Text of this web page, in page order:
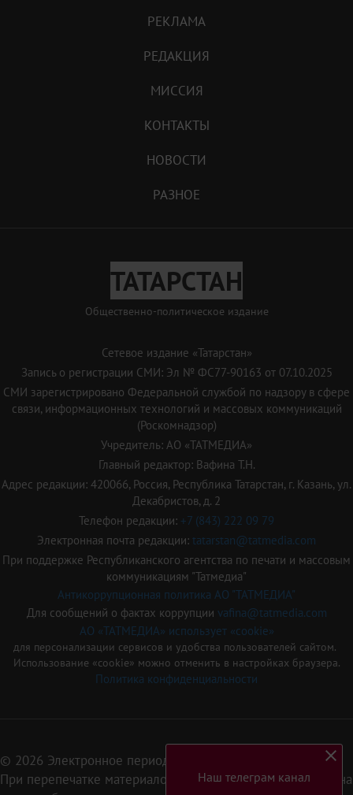
РЕКЛАМА
РЕДАКЦИЯ
МИССИЯ
КОНТАКТЫ
НОВОСТИ
РАЗНОЕ
ТАТАРСТАН
Общественно-политическое издание
Сетевое издание «Татарстан»
Запись о регистрации СМИ: Эл № ФС77-90163 от 07.10.2025
СМИ зарегистрировано Федеральной службой по надзору в сфере
связи, информационных технологий и массовых коммуникаций
(Роскомнадзор)
Учредитель: АО «ТАТМЕДИА»
Главный редактор: Вафина Т.Н.
Адрес редакции: 420066, Россия, Республика Татарстан, г. Казань, ул.
Декабристов, д. 2
Телефон редакции: +7 (843) 222 09 79
Электронная почта редакции: tatarstan@tatmedia.com
При поддержке Республиканского агентства по печати и массовым
коммуникациям "Татмедиа"
Антикоррупционная политика АО "ТАТМЕДИА"
Для сообщений о фактах коррупции vafina@tatmedia.com
АО «ТАТМЕДИА» использует «cookie»
для персонализации сервисов и удобства пользователей сайтом.
Использование «cookie» можно отменить в настройках браузера.
Политика конфиденциальности
© 2026 Электронное периодическое издание «Татарстан»
При перепечатке материалов или их фрагментов ссылка на
Наш телеграм канал